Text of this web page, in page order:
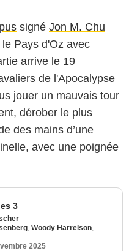
signé Jon M. Chu
Pays d'Oz avec
arrive le 19
de l'Apocalypse
jouer un mauvais tour
dérober le plus
des mains d’une
avec une poignée
3
Woody Harrelson
2025